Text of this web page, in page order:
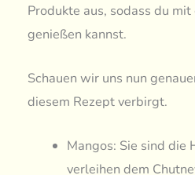
Produkte aus, sodass du
genießen kannst.
Schauen wir uns nun
diesem Rezept verbirgt.
Mangos: Sie sind die
verleihen dem